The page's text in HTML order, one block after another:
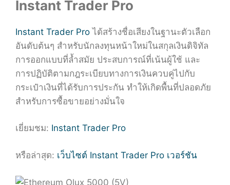
Instant Trader Pro
Instant Trader Pro ได้สร้างชื่อเสียงในฐานะตัวเลือก
อันดับต้นๆ สำหรับนักลงทุนหน้าใหม่ในสกุลเงินดิจิทัล
การออกแบบที่ล้ำสมัย ประสบการณ์ที่เน้นผู้ใช้ และ
การปฏิบัติตามกฎระเบียบทางการเงินควบคู่ไปกับ
กระเป๋าเงินที่ได้รับการประกัน ทำให้เกิดพื้นที่ปลอดภัย
สำหรับการซื้อขายอย่างมั่นใจ
เยี่ยมชม: Instant Trader Pro
หรือล่าสุด: เว็บไซต์ Instant Trader Pro เวอร์ชัน